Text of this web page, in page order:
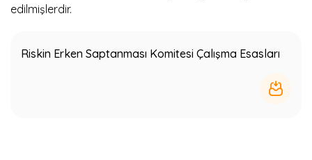
edilmişlerdir.
Riskin Erken Saptanması Komitesi Çalışma Esasları